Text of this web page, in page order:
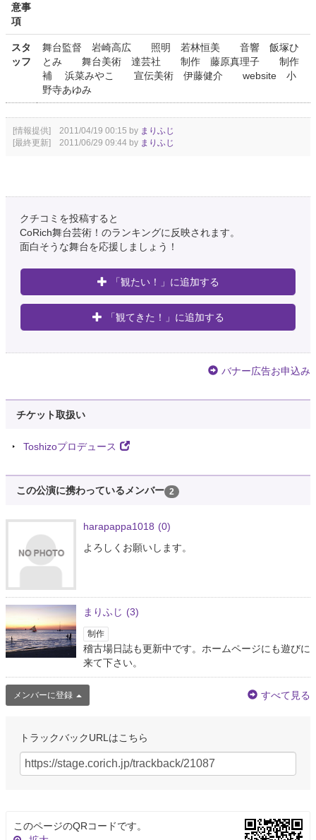
意事
項
スタ
ッフ
舞台監督 岩崎高広 照明 若林恒美 音響 飯塚ひ
とみ 舞台美術 達芸社 制作 藤原真理子 制作
補 浜菜みやこ 宣伝美術 伊藤健介 website 小
野寺あゆみ
[情報提供] 2011/04/19 00:15 by まりふじ
[最終更新] 2011/06/29 09:44 by まりふじ
クチコミを投稿すると
CoRich舞台芸術！のランキングに反映されます。
面白そうな舞台を応援しましょう！
「観たい！」に追加する
「観てきた！」に追加する
バナー広告お申込み
チケット取扱い
Toshizoプロデュース
この公演に携わっているメンバー 2
harapappa1018 (0)
よろしくお願いします。
まりふじ (3)
制作
稽古場日誌も更新中です。ホームページにも遊びに
来て下さい。
メンバーに登録 すべて見る
トラックバックURLはこちら
このページのQRコードです。